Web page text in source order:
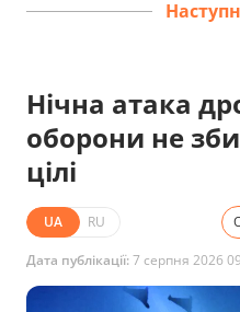
Нічна атака
оборони не
цілі
UA RU
Дата публікації:7 серпня 2026